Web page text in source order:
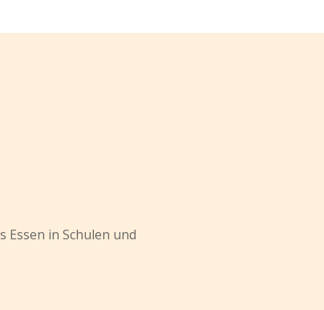
Essen in Schulen und